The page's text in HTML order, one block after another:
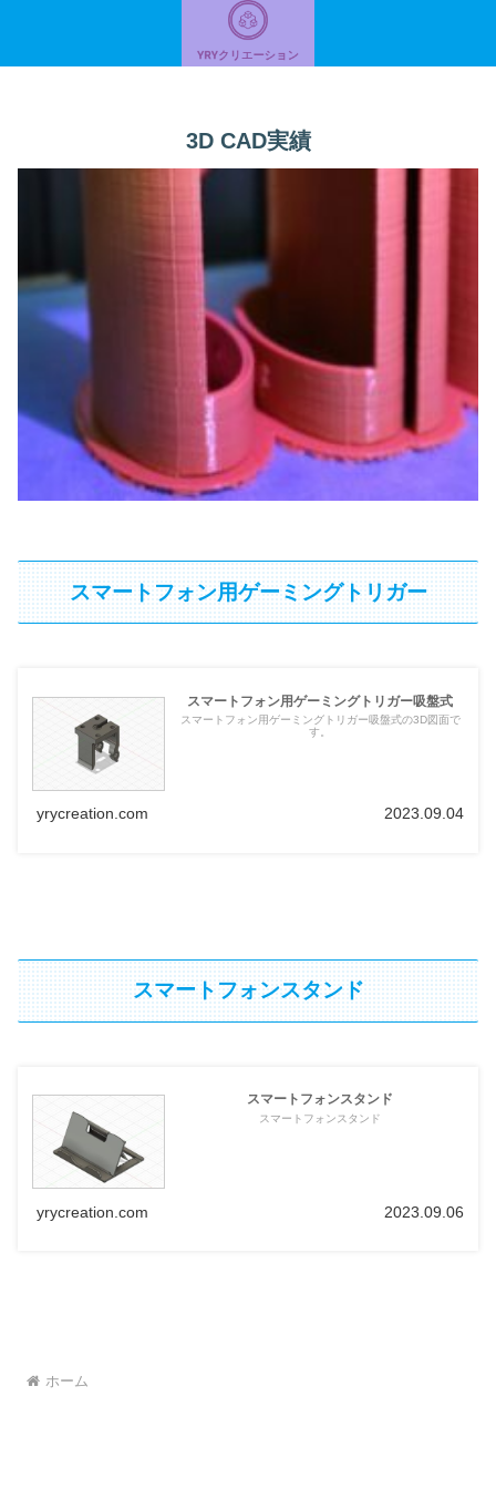
3D CAD実績
スマートフォン用ゲーミングトリガー
スマートフォン用ゲーミングトリガー吸盤式
スマートフォン用ゲーミングトリガー吸盤式の3D図面で
す。
yrycreation.com 2023.09.04
スマートフォンスタンド
スマートフォンスタンド
スマートフォンスタンド
yrycreation.com 2023.09.06
ホーム